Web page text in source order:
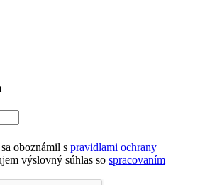
oboznámil s pravidlami ochrany
výslovný súhlas so spracovaním